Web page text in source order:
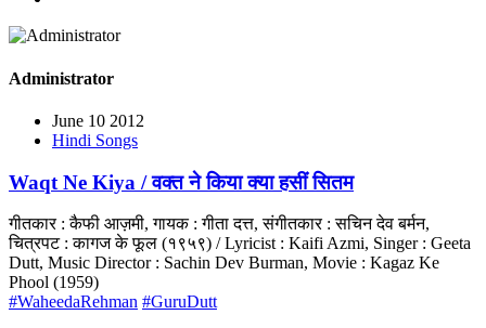
Administrator
June 10 2012
Hindi Songs
Waqt Ne Kiya / वक्त ने किया क्या हसीं सितम
गीतकार : कैफी आज़मी, गायक : गीता दत्त, संगीतकार : सचिन देव बर्मन,
चित्रपट : कागज के फूल (१९५९) / Lyricist : Kaifi Azmi, Singer : Geeta
Dutt, Music Director : Sachin Dev Burman, Movie : Kagaz Ke
Phool (1959)
#WaheedaRehman #GuruDutt